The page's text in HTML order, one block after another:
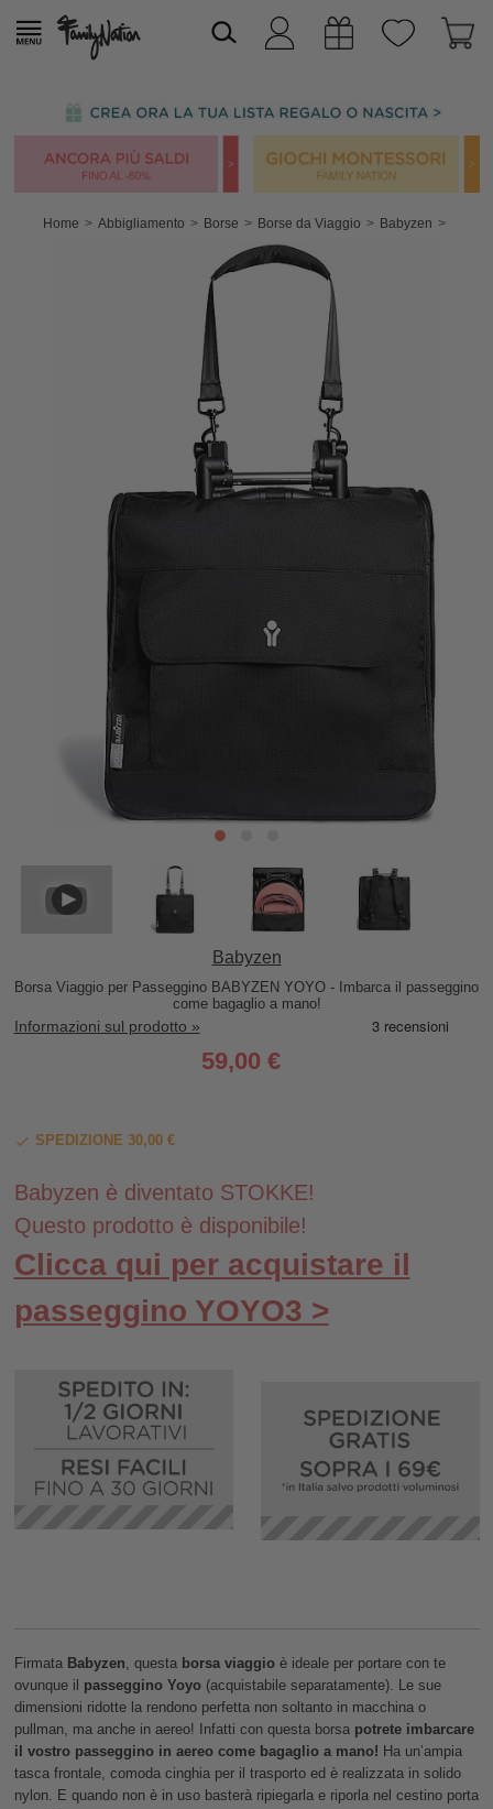
Home Abbigliamento Borse Borse da Viaggio Babyzen
Babyzen
Borsa Viaggio per Passeggino BABYZEN YOYO - Imbarca il passeggino
come bagaglio a mano!
Informazioni sul prodotto »
59,00 €
SPEDIZIONE 30,00 €
Babyzen è diventato STOKKE!
Questo prodotto è disponibile!
Clicca qui per acquistare il
passeggino YOYO3 >
Firmata Babyzen, questa borsa viaggioè ideale per portare con te
ovunque il
passeggino Yoyo (acquistabile separatamente). Le sue
dimensioni ridotte la rendono perfetta non soltanto in macchina o
pullman, ma anche in aereo! Infatti con questa borsa potrete imbarcare
il vostro passeggino in aereo come bagaglio a mano! Ha un’ampia
tasca frontale, comoda cinghia per il trasporto ed è realizzata in solido
nylon. E quando non è in uso basterà ripiegarla e riporla nel cestino porta